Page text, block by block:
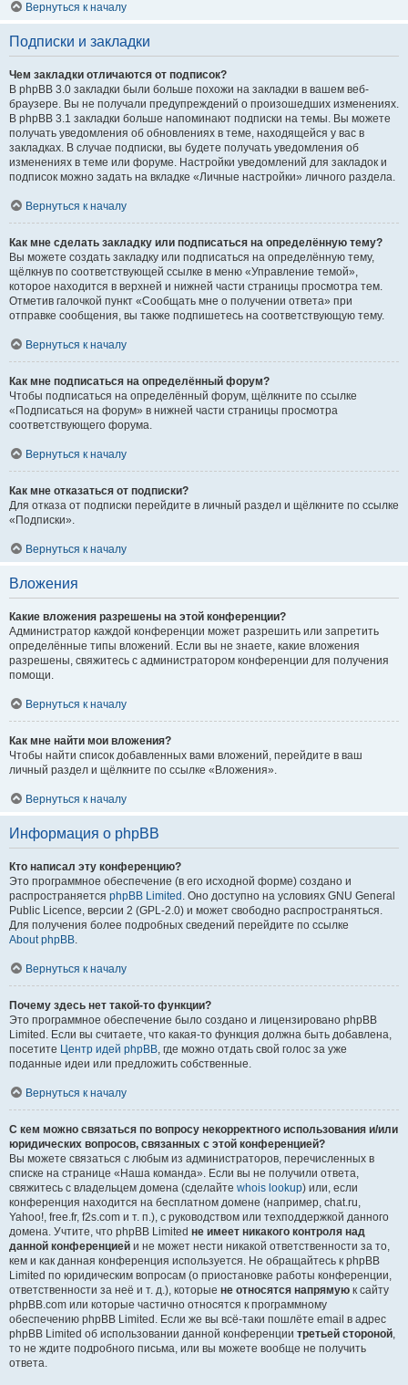
Вернуться к началу
Подписки и закладки
Чем закладки отличаются от подписок?
В phpBB 3.0 закладки были больше похожи на закладки в вашем веб-
браузере. Вы не получали предупреждений о произошедших изменениях.
В phpBB 3.1 закладки больше напоминают подписки на темы. Вы можете
получать уведомления об обновлениях в теме, находящейся у вас в
закладках. В случае подписки, вы будете получать уведомления об
изменениях в теме или форуме. Настройки уведомлений для закладок и
подписок можно задать на вкладке «Личные настройки» личного раздела.
Вернуться к началу
Как мне сделать закладку или подписаться на определённую тему?
Вы можете создать закладку или подписаться на определённую тему,
щёлкнув по соответствующей ссылке в меню «Управление темой»,
которое находится в верхней и нижней части страницы просмотра тем.
Отметив галочкой пункт «Сообщать мне о получении ответа» при
отправке сообщения, вы также подпишетесь на соответствующую тему.
Вернуться к началу
Как мне подписаться на определённый форум?
Чтобы подписаться на определённый форум, щёлкните по ссылке
«Подписаться на форум» в нижней части страницы просмотра
соответствующего форума.
Вернуться к началу
Как мне отказаться от подписки?
Для отказа от подписки перейдите в личный раздел и щёлкните по ссылке
«Подписки».
Вернуться к началу
Вложения
Какие вложения разрешены на этой конференции?
Администратор каждой конференции может разрешить или запретить
определённые типы вложений. Если вы не знаете, какие вложения
разрешены, свяжитесь с администратором конференции для получения
помощи.
Вернуться к началу
Как мне найти мои вложения?
Чтобы найти список добавленных вами вложений, перейдите в ваш
личный раздел и щёлкните по ссылке «Вложения».
Вернуться к началу
Информация о phpBB
Кто написал эту конференцию?
Это программное обеспечение (в его исходной форме) создано и
распространяется phpBB Limited . Оно доступно на условиях GNU General
Public Licence, версии 2 (GPL-2.0) и может свободно распространяться.
Для получения более подробных сведений перейдите по ссылке
About phpBB.
Вернуться к началу
Почему здесь нет такой-то функции?
Это программное обеспечение было создано и лицензировано phpBB
Limited. Если вы считаете, что какая-то функция должна быть добавлена,
посетите Центр идей phpBB, где можно отдать свой голос за уже
поданные идеи или предложить собственные.
Вернуться к началу
С кем можно связаться по вопросу некорректного использования и/или
юридических вопросов, связанных с этой конференцией?
Вы можете связаться с любым из администраторов, перечисленных в
списке на странице «Наша команда». Если вы не получили ответа,
свяжитесь с владельцем домена (сделайте whois lookup) или, если
конференция находится на бесплатном домене (например, chat.ru,
Yahoo!, free.fr, f2s.com и т. п.), с руководством или техподдержкой данного
домена. Учтите, что phpBB Limited не имеет никакого контроля над
данной конференцией и не может нести никакой ответственности за то,
кем и как данная конференция используется. Не обращайтесь к phpBB
Limited по юридическим вопросам (о приостановке работы конференции,
ответственности за неё и т. д.), которые не относятся напрямую к сайту
phpBB.com или которые частично относятся к программному
обеспечению phpBB Limited. Если же вы всё-таки пошлёте email в адрес
phpBB Limited об использовании данной конференции третьей стороной,
то не ждите подробного письма, или вы можете вообще не получить
ответа.